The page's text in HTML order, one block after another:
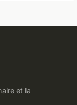
et la